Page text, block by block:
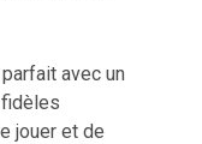
avec un
jouer et de